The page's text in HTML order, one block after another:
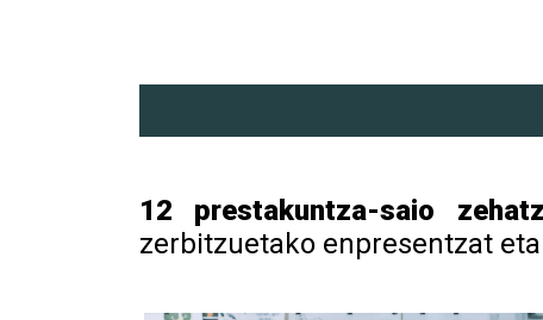
12 prestakuntza-saio zehatz
zerbitzuetako enpresentzat